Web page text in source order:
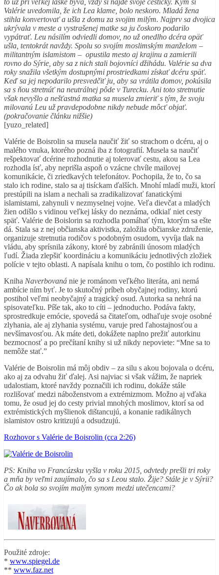
to už pri veľkej láske býva, vždy si nájde svoje cestičky. Kým si
Valérie uvedomila, že ich Lea klame, bolo neskoro. Mladá žena
stihla konvertovať a ušla z domu za svojim milým. Najprv sa dvojica
ukrývala v meste a vystrašenej matke sa ju čoskoro podarilo
vypátrať. Leu násilím odviedli domov, no už onedlho dcéra opäť
ušla, tentokrát navždy. Spolu so svojím moslimským manželom –
militantným islamistom – opustila mesto aj krajinu a zamierili
rovno do Sýrie, aby sa z nich stali bojovníci džihádu. Valérie sa dva
roky snažila všetkým dostupnými prostriedkami získať dcéru späť.
Keď sa jej nepodarilo presvedčiť ju, aby sa vrátila domov, pokúsila
sa s ňou stretnúť na neutrálnej pôde v Turecku. Ani toto stretnutie
však nevyšlo a nešťastná matka sa musela zmieriť s tým, že svoju
milovanú Leu už pravdepodobne nikdy nebude môcť objať.
(pokračovanie článku nižšie)
[yuzo_related]
Valérie de Boisrolin sa musela naučiť žiť so strachom o dcéru, aj o
malého vnuka, ktorého pozná iba z fotografií. Musela sa naučiť
rešpektovať dcérine rozhodnutie aj tolerovať cestu, akou sa Lea
rozhodla ísť, aby neprišla aspoň o vzácne chvíle mailovej
komunikácie, či zriedkavých telefonátov. Pochopila, že to, čo sa
stalo ich rodine, stalo sa aj tisíckam ďalších. Mnohí mladí muži, ktorí
prestúpili na islam a nechali sa zradikalizovať fanatickými
islamistami, zahynuli v nezmyselnej vojne. Veľa dievčat a mladých
žien odišlo s vidinou veľkej lásky do neznáma, odkiaľ niet cesty
späť. Valérie de Boislorin sa rozhodla pomáhať tým, ktorým sa ešte
dá. Stala sa z nej občianska aktivistka, založila občianske združenie,
organizuje stretnutia rodičov s podobným osudom, vyvíja tlak na
vládu, aby sprísnila zákony, ktoré by zabránili únosom mladých
ľudí. Žiada zlepšiť koordináciu a komunikáciu jednotlivých zložiek
polície v tejto oblasti. A napísala knihu o tom, čo postihlo ich rodinu.
Kniha Naverbovaná nie je románom veľkého literáta, ani nemá
ambície ním byť. Je to skutočný príbeh obyčajnej rodiny, ktorú
postihol veľmi neobyčajný a tragický osud. Autorka sa nehrá na
spisovateľku. Píše tak, ako to cíti – jednoducho. Podáva fakty,
sprostredkuje emócie, spovedá sa čitateľom, odhaľuje svoje osobné
zlyhania, ale aj zlyhania systému, varuje pred ľahostajnosťou a
nevšímavosťou. Ak máte deti, dokážete naplno prežiť autorkinu
bezmocnosť a po prečítaní knihy si už nikdy nepoviete: “Mne sa to
nemôže stať.”
Valérie de Boisrolin má môj obdiv – za silu s akou bojovala o dcéru,
ako aj za odvahu žiť ďalej. Asi najviac si však vážim, že napriek
udalostiam, ktoré navždy poznačili ich rodinu, dokáže stále
rozlišovať medzi náboženstvom a extrémizmom. Možno aj vďaka
tomu, že osud jej do cesty privial mnohých moslimov, ktorí sa od
extrémistických myšlienok dištancujú, a konanie radikálnych
islamistov ostro kritizujú a odsudzujú.
Rozhovor s Valérie de Boisrolin (cca 2:26)
PS: Kniha vo Francúzsku vyšla v roku 2015, odvtedy prešli tri roky
a mňa by veľmi zaujímalo, čo sa s Leou stalo. Žije? Stále je v Sýrii?
Čo ak bola so svojím malým synom medzi utečencami?
Použité zdroje:
* www.spiegel.de
** www.faz.net